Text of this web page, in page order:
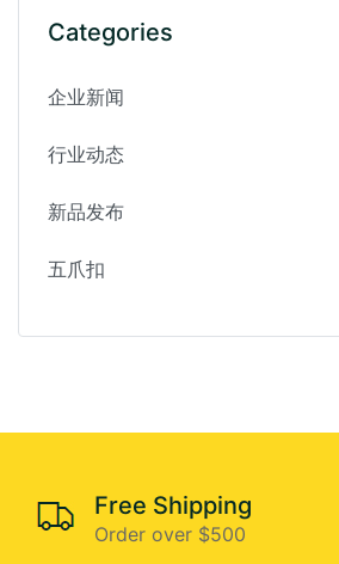
Categories
企业新闻
行业动态
新品发布
五爪扣
Free Shipping
Order over $500